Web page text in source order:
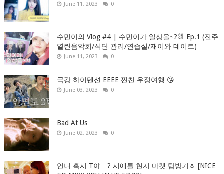
June 11, 2023 0
수민이의 Vlog #4 | 수민이가 일상을~?🐰 Ep.1 (진주
열린음악회/식단 관리/연습실/재이와 데이트)
June 11, 2023 0
극강 하이텐션 EEEE 찐친 우정여행 😘
June 03, 2023 0
Bad At Us
June 02, 2023 0
언니 혹시 T야…? 시애틀 현지 마켓 탐방기🌷 [NICE